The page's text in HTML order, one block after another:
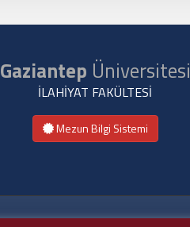
Gaziantep Üniversitesi
İLAHİYAT FAKÜLTESİ
Mezun Bilgi Sistemi